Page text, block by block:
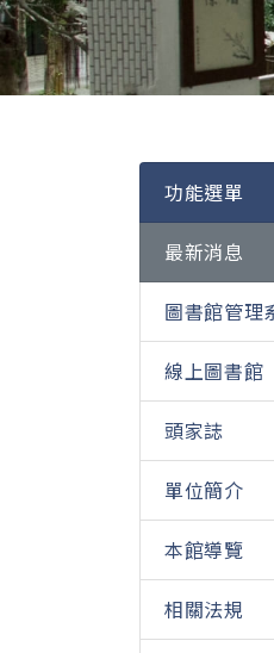
功能選單
最新消息
圖書館管理
線上圖書館
頭家誌
單位簡介
本館導覽
相關法規